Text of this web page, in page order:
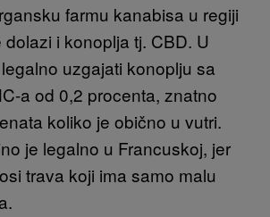
farmu kanabisa u regiji
i konoplja tj. CBD. U
uzgajati konoplju sa
a od 0,2 procenta, znatno
koliko je obično u vutri.
je legalno u Francuskoj, jer
trava koji ima samo malu